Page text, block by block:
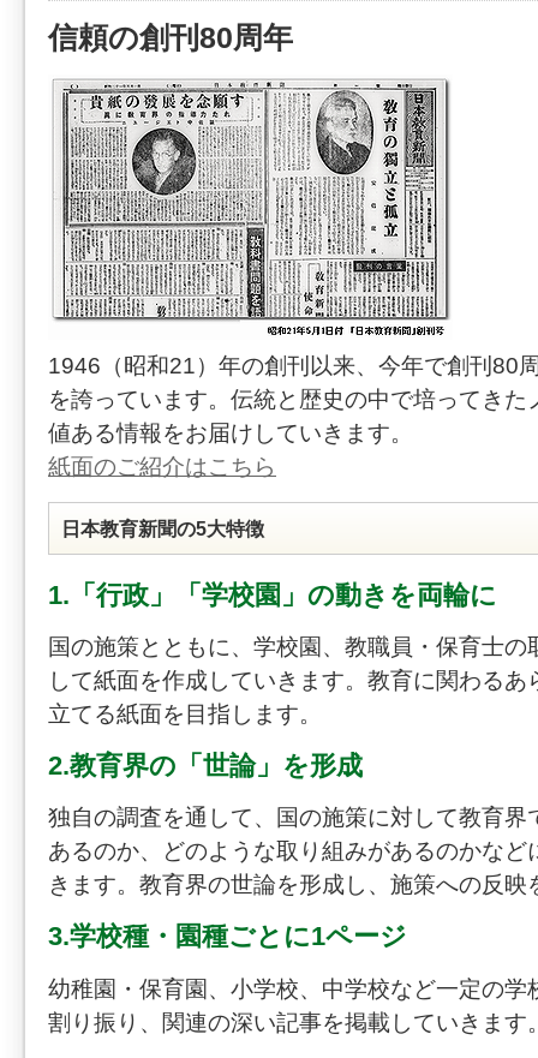
信頼の創刊80周年
1946（昭和21）年の創刊以来、今年で創刊80
を誇っています。伝統と歴史の中で培ってきた
値ある情報をお届けしていきます。
紙面のご紹介はこちら
日本教育新聞の5大特徴
1.「行政」「学校園」の動きを両輪に
国の施策とともに、学校園、教職員・保育士の
して紙面を作成していきます。教育に関わる
立てる紙面を目指します。
2.教育界の「世論」を形成
独自の調査を通して、国の施策に対して教育界
あるのか、どのような取り組みがあるのかなど
きます。教育界の世論を形成し、施策への反映
3.学校種・園種ごとに1ページ
幼稚園・保育園、小学校、中学校など一定の学
割り振り、関連の深い記事を掲載していきます